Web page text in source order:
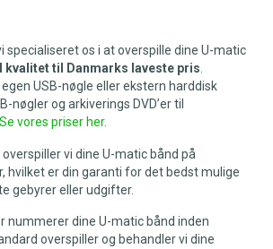
specialiseret os i at overspille dine U-matic
kvalitet til Danmarks laveste pris.
USB-nøgle eller ekstern harddisk
nøgler og arkiverings DVD’er til
Se vores priser her.
vi dine U-matic bånd på
hvilket er din garanti for det bedst mulige
gebyrer eller udgifter.
nummerer dine U-matic bånd inden
overspiller og behandler vi dine